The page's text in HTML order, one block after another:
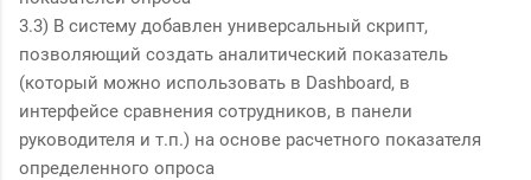
3.3) В систему добавлен универсальный скрипт,
позволяющий создать аналитический показатель
(который можно использовать в Dashboard, в
интерфейсе сравнения сотрудников, в панели
руководителя и т.п.) на основе расчетного показателя
определенного опроса